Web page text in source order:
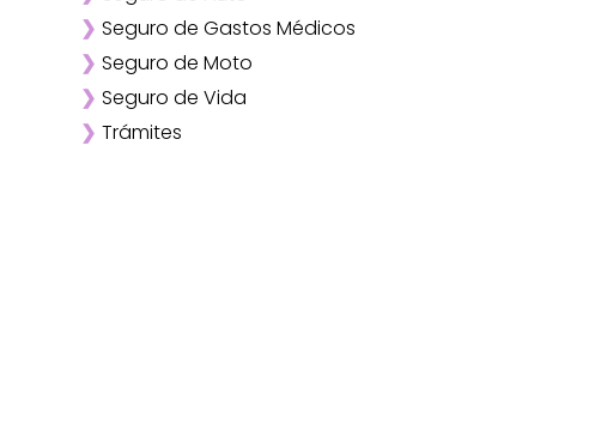
❯ ANA
❯ AXA
❯ Chubb
❯ GNP
❯ Seguro de Gastos Médicos
❯ Seguro de Moto
❯ Seguro de Vida
❯ Trámites